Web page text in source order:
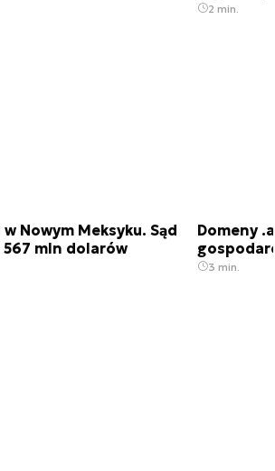
2 min.
Nowym Meksyku. Sąd
567 mln dolarów
Domeny
3 min.